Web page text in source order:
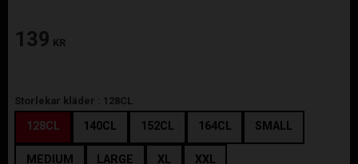
139 KR
Storlekar kläder : 128CL
128CL 140CL 152CL 164CL SMALL
MEDIUM LARGE XL XXL